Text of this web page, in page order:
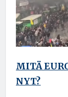
MITÄ
NYT?